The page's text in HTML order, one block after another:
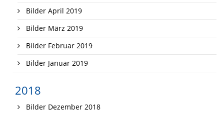
Bilder April 2019
Bilder März 2019
Bilder Februar 2019
Bilder Januar 2019
2018
Bilder Dezember 2018